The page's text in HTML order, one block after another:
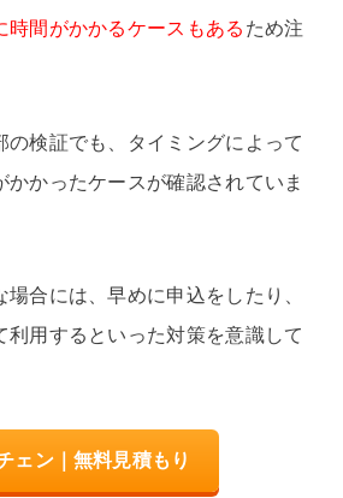
時間がかかるケースもある ため注
の検証でも、タイミングによって
かかったケースが確認されていま
合には、早めに申込をしたり、
利用するといった対策を意識して
ェン｜無料見積もり